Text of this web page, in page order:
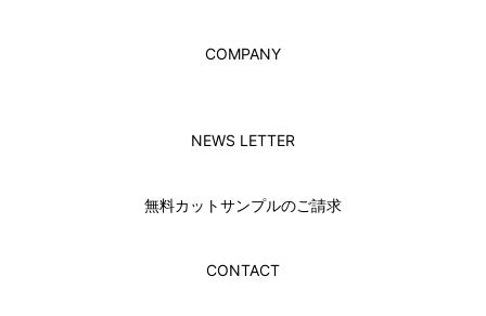
COMPANY
NEWS LETTER
無料カットサンプルのご請求
CONTACT